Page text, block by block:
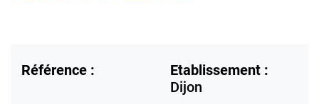
Référence :
Etablissement :
Dijon